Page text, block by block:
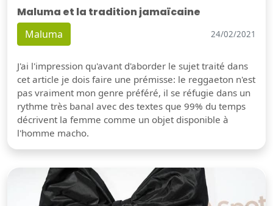
Maluma et la tradition jamaïcaine
Maluma 24/02/2021
J'ai l'impression qu'avant d'aborder le sujet traité dans
cet article je dois faire une prémisse: le reggaeton n'est
pas vraiment mon genre préféré, il se réfugie dans un
rythme très banal avec des textes que 99% du temps
décrivent la femme comme un objet disponible à
l'homme macho.